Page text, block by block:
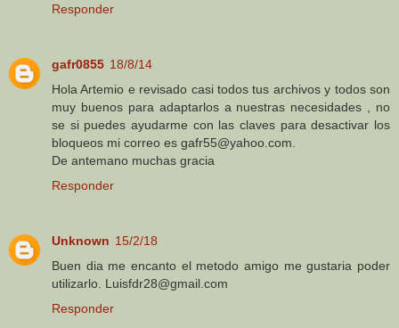
Responder
gafr0855 18/8/14
Hola Artemio e revisado casi todos tus archivos y todos son
muy buenos para adaptarlos a nuestras necesidades , no
se si puedes ayudarme con las claves para desactivar los
bloqueos mi correo es gafr55@yahoo.com.
De antemano muchas gracia
Responder
Unknown 15/2/18
Buen dia me encanto el metodo amigo me gustaria poder
utilizarlo. Luisfdr28@gmail.com
Responder